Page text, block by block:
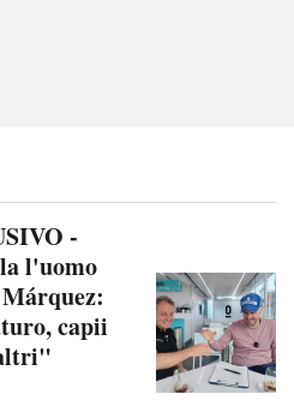
-
l'uomo
capii